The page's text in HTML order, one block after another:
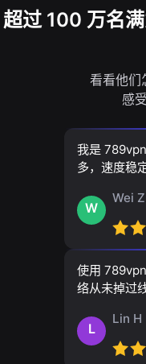
超过 100 万名
看看他们
感
我是
多，速度稳
W
Wei Z
使用
络从未掉过
L
Lin H